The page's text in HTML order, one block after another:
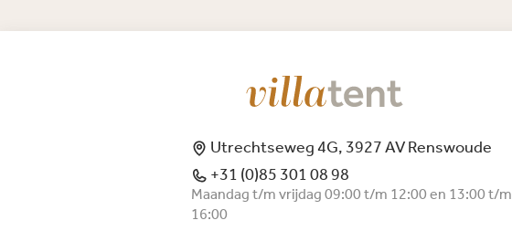
Utrechtseweg 4G, 3927 AV Renswoude
+31 (0)85 301 08 98
Maandag t/m vrijdag 09:00 t/m 12:00 en 13:00 t/m
16:00